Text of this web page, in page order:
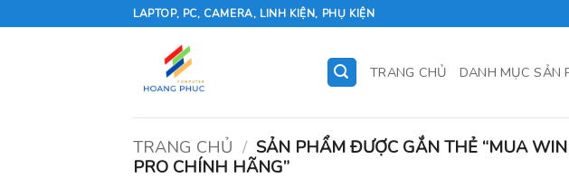
to
LAPTOP, PC, CAMERA, LINH KIỆN, PHỤ KIỆN
TRANG CHỦ DANH MỤC SẢN
TRANG CHỦ / SẢN PHẨM ĐƯỢC GẮN THẺ “MUA
PRO CHÍNH HÃNG”